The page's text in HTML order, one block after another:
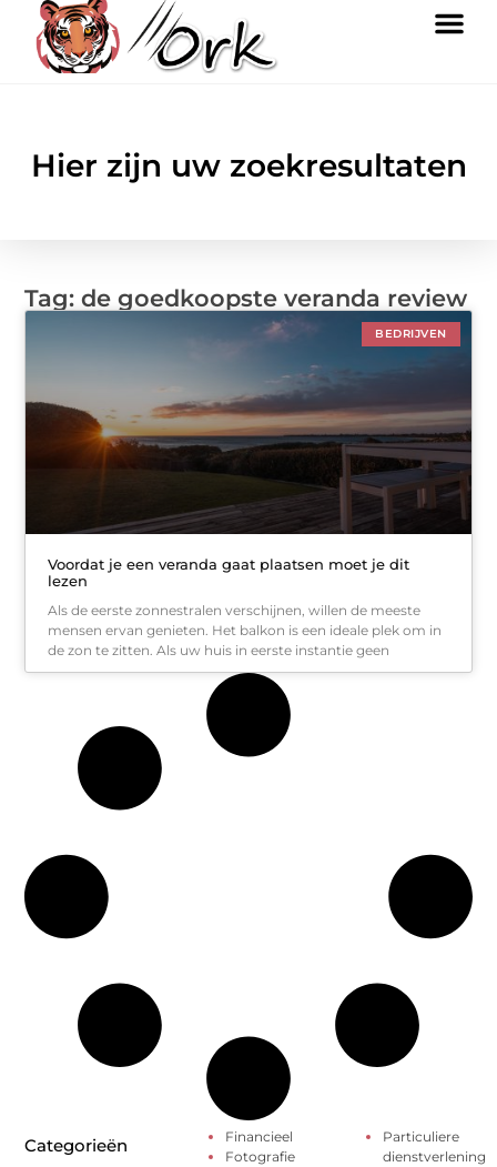
Hier zijn uw zoekresultaten
Tag: de goedkoopste veranda review
BEDRIJVEN
Voordat je een veranda gaat plaatsen moet je dit
lezen
Als de eerste zonnestralen verschijnen, willen de meeste
mensen ervan genieten. Het balkon is een ideale plek om in
de zon te zitten. Als uw huis in eerste instantie geen
Categorieën
Financieel
Fotografie
Particuliere
dienstverlening